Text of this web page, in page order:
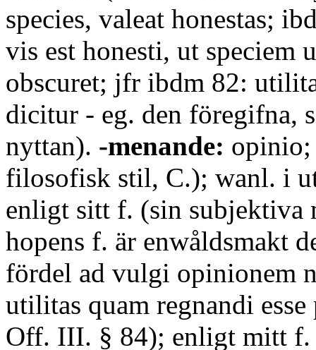
species, valeat honestas;
vis est honesti, ut speciem
obscuret; jfr ibdm 82:
dicitur - eg. den föregifna,
nyttan). -menande:
filosofisk stil, C.); wanl. i
enligt sitt f. (sin subjektiva
hopens f. är enwåldsmakt
fördel ad vulgi opinionem
utilitas quam regnandi esse
Off. III. § 84); enligt mitt